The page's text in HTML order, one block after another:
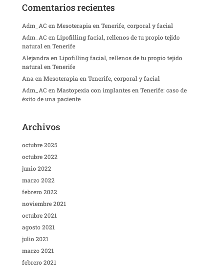
Comentarios recientes
Adm_AC en Mesoterapia en Tenerife, corporal y facial
Adm_AC en Lipofilling facial, rellenos de tu propio tejido
natural en Tenerife
Alejandra en Lipofilling facial, rellenos de tu propio tejido
natural en Tenerife
Ana en Mesoterapia en Tenerife, corporal y facial
Adm_AC en Mastopexia con implantes en Tenerife: caso de
éxito de una paciente
Archivos
octubre 2025
octubre 2022
junio 2022
marzo 2022
febrero 2022
noviembre 2021
octubre 2021
agosto 2021
julio 2021
marzo 2021
febrero 2021